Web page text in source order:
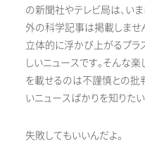
の新聞社やテレビ局は、い
外の科学記事は掲載しませ
立体的に浮かび上がるプラ
しいニュースです。そんな
を載せるのは不謹慎との批
いニュースばかりを知りた
失敗してもいいんだよ。